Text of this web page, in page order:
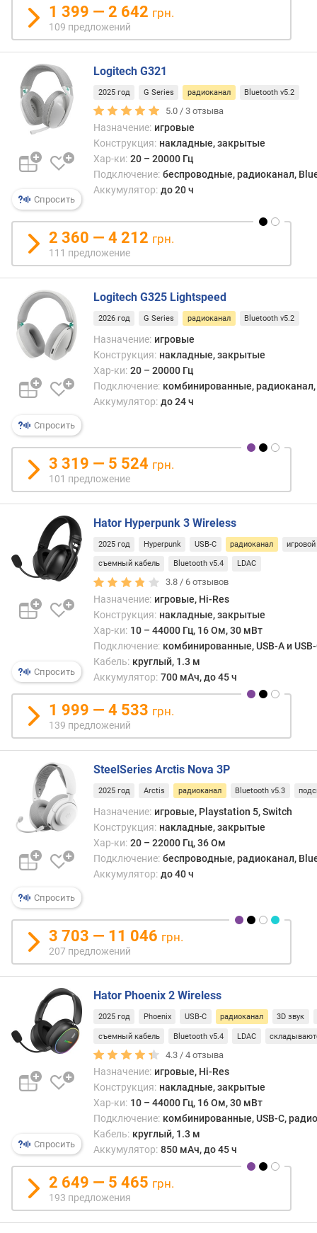
у
и
я
ф
о
р
м
а
о
р
п
у
с
а
W
т
и
п
к
л
ю
ч
е
н
U
S
B
с
и
я
B
t
o
o
t
h
ш
е
к
е
р
п
о
в
о
д
к
а
б
д
и
1 399 — 2 642 грн.
109 предложений
Спросить
Logitech G321
2025 год G Series радиоканал Bluetooth v5.2
5.0 /3 отзыва
Назначение: игровые
Конструкция: накладные, закрытые
Хар-ки: 20 – 20000 Гц
Подключение: беспроводные, радиоканал,
Аккумулятор: до 20 ч
2 360 — 4 212 грн.
111 предложение
Спросить
Logitech G325 Lightspeed
2026 год G Series радиоканал Bluetooth v5.2
Назначение: игровые
Конструкция: накладные, закрытые
Хар-ки: 20 – 20000 Гц
Подключение: комбинированные,
Аккумулятор: до 24 ч
3 319 — 5 524 грн.
101 предложение
Спросить
Hator Hyperpunk 3 Wireless
2025 год Hyperpunk USB-C радиоканал
съемный кабель Bluetooth v5.4 LDAC
3.8 / 6 отзывов
Назначение: игровые, Hi-Res
Конструкция: накладные, закрытые
Хар-ки: 10 – 44000 Гц, 16 Ом, 30 мВт
Подключение: комбинированные, USB-A и
Кабель: круглый, 1.3 м
Аккумулятор: 700 мАч, до 45 ч
1 999 — 4 533 грн.
139 предложений
Спросить
SteelSeries Arctis Nova 3P
2025 год Arctis радиоканал Bluetooth v5.3
Назначение: игровые, Playstation 5, Switch
Конструкция: накладные, закрытые
Хар-ки: 20 – 22000 Гц, 36 Ом
Подключение: беспроводные, радиоканал,
Аккумулятор: до 40 ч
3 703 — 11 046 грн.
207 предложений
Спросить
Hator Phoenix 2 Wireless
2025 год Phoenix USB-C радиоканал 3D звук
съемный кабель Bluetooth v5.4 LDAC
4.3 /4 отзыва
Назначение: игровые, Hi-Res
Конструкция: накладные, закрытые
Хар-ки: 10 – 44000 Гц, 16 Ом, 30 мВт
Подключение: комбинированные, USB-C,
Кабель: круглый, 1.3 м
Аккумулятор: 850 мАч, до 45 ч
2 649 — 5 465 грн.
193 предложения